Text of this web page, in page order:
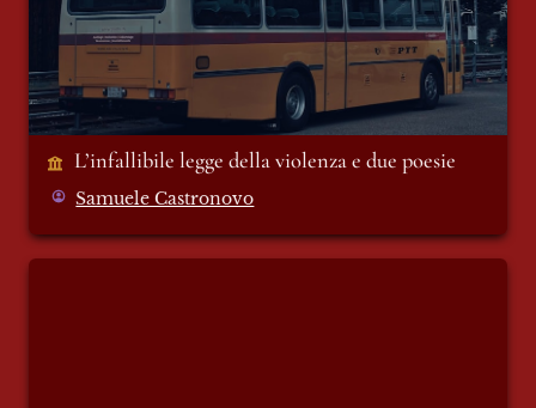
L’infallibile legge della violenza e due poesie
Samuele Castronovo